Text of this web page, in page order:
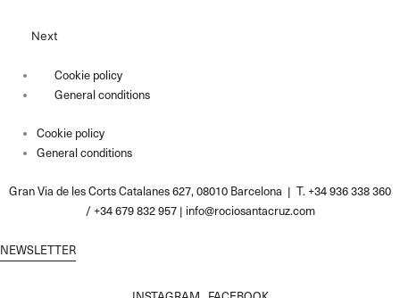
Next
Cookie policy
General conditions
Cookie policy
General conditions
Gran Via de les Corts Catalanes 627, 08010 Barcelona | T. +34 936 338 360
/ +34 679 832 957 | info@rociosantacruz.com
NEWSLETTER